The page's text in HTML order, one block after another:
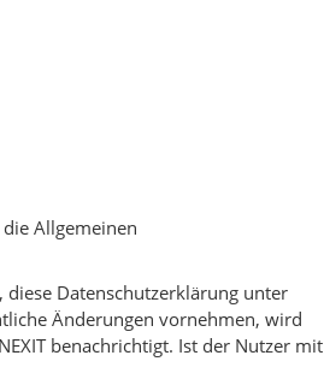
Allgemeinen
diese Datenschutzerklärung unter
Änderungen vornehmen, wird
benachrichtigt. Ist der Nutzer mit